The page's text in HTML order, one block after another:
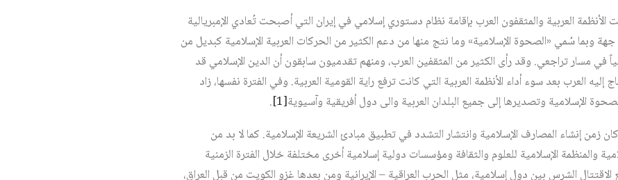
الأنظمة العربية والمثقفون العرب بإقامة نظام دستوري إسلامي في إيران التي أصبحت تُعادي الإمبريالية
وبما سُمي «الصحوة الإسلامية» وما نتج منها من دعم الكثير من الحركات العربية الإسلامية كبديل من
في مسار تراجعي. وقد رأى الكثير من المثقفين العرب، ومنهم تقدميون سابقون أن الدين الإسلامي قد
العرب بعد سوء أداء الأنظمة العربية التي كانت ترفع راية القومية العربية. وفي الفترة نفسها، زاد
الإسلامية وتصديرها إلى جميع البلدان العربية والى دول أفريقية وآسيوية[1]
.
زمن إنشاء المصارف الإسلامية وانتشار التشدد في تطبيق مبادئ الشريعة الإسلامية. كما لا بد من
والمنظمة الإسلامية للعلوم والثقافة ومؤسسات دولية إسلامية أخرى مختلفة خلال الفترة الزمنية
الاقتتال الشرس بين دول إسلامية، مثل الحرب العراقية – الإيرانية ومن بعدها غزو الكويت من قبل العراق،